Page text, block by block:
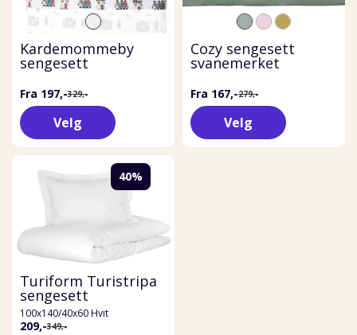
Kardemommeby
sengesett
Fra 197,-329,-
Velg
Cozy sengesett
svanemerket
Fra 167,-279,-
Velg
40%
Turiform Turistripa
sengesett
100x140/40x60 Hvit
209,-349,-